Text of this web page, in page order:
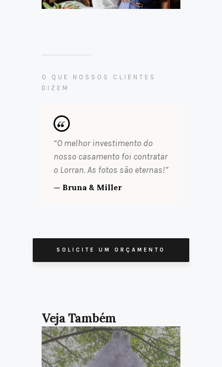
O QUE NOSSOS CLIENTES
DIZEM
“O melhor investimento do
nosso casamento foi contratar
o Lorran. As fotos são eternas!”
— Bruna & Miller
SOLICITE UM ORÇAMENTO